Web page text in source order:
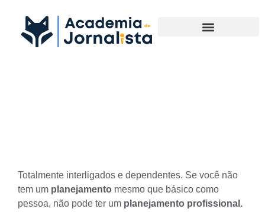
Totalmente interligados e dependentes. Se você não
tem um planejamento mesmo que básico como
pessoa, não pode ter um planejamento profissional.